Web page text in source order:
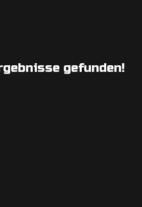
gefunden!